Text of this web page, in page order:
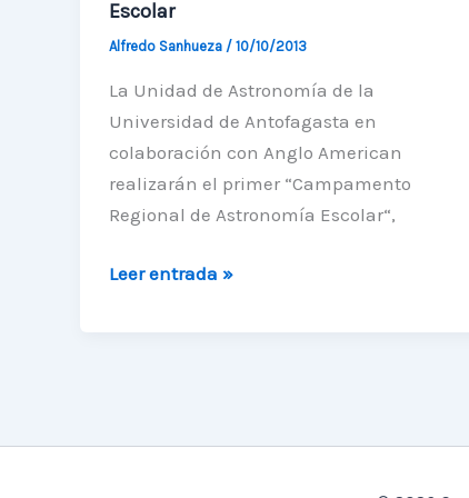
Escolar
Alfredo Sanhueza / 10/10/2013
La Unidad de Astronomía de la
Universidad de Antofagasta en
colaboración con Anglo American
realizarán el primer “Campamento
Regional de Astronomía Escolar“,
Ya
Leer entrada »